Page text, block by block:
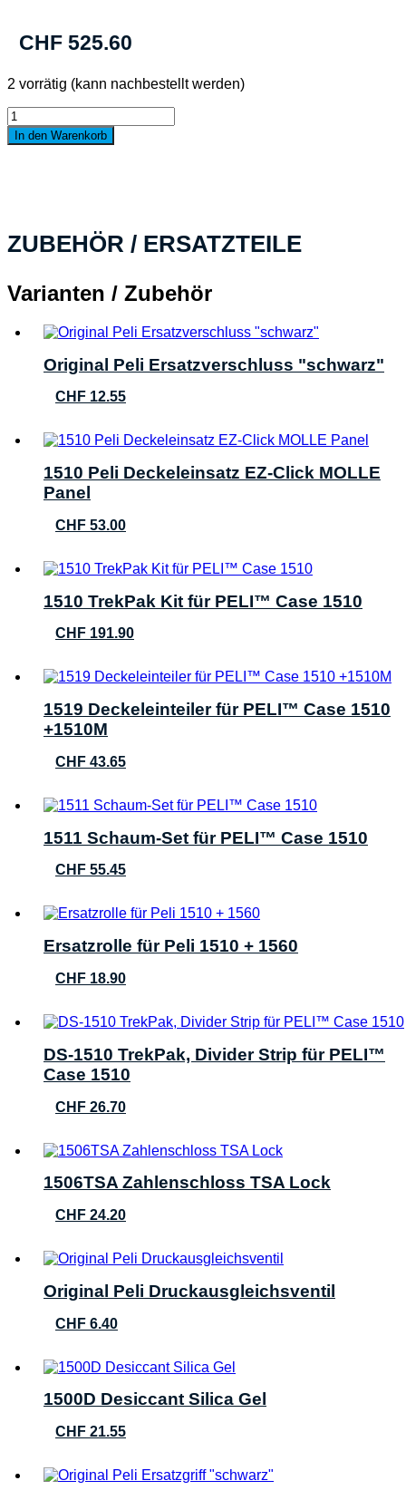
CHF 525.60
2 vorrätig (kann nachbestellt werden)
PELI™
Case
1510
In den Warenkorb
ZUBEHÖR / ERSATZTEILE
Varianten / Zubehör
Original Peli Ersatzverschluss "schwarz"
CHF 12.55
1510 Peli Deckeleinsatz EZ-Click MOLLE
Panel
CHF 53.00
1510 TrekPak Kit für PELI™ Case 1510
CHF 191.90
1519 Deckeleinteiler für PELI™ Case 1510
+1510M
CHF 43.65
1511 Schaum-Set für PELI™ Case 1510
CHF 55.45
Ersatzrolle für Peli 1510 + 1560
CHF 18.90
DS-1510 TrekPak, Divider Strip für PELI™
Case 1510
CHF 26.70
1506TSA Zahlenschloss TSA Lock
CHF 24.20
Original Peli Druckausgleichsventil
CHF 6.40
1500D Desiccant Silica Gel
CHF 21.55